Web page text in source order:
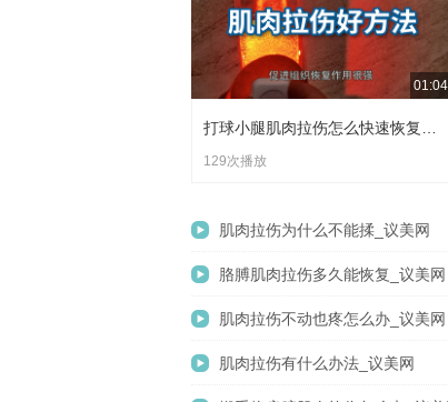
01:04
129次播放
肌肉拉伤为什么不能揉_议美网
胳膊肌肉拉伤多久能恢复_议美网
肌肉拉伤不动也疼怎么办_议美网
肌肉拉伤有什么办法_议美网